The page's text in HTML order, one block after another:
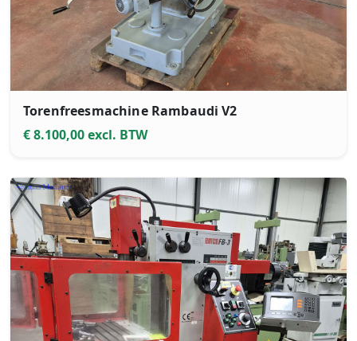
Torenfreesmachine Rambaudi V2
€ 8.100,00 excl. BTW